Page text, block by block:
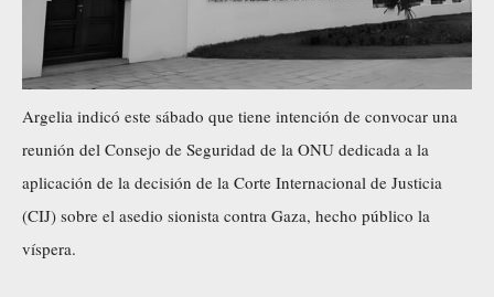
Argelia indicó este sábado que tiene intención de convocar una
reunión del Consejo de Seguridad de la ONU dedicada a la
aplicación de la decisión de la Corte Internacional de Justicia
(CIJ) sobre el asedio sionista contra Gaza, hecho público la
víspera.